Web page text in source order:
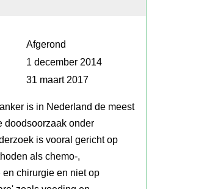
Afgerond
1 december 2014
31 maart 2017
is in Nederland de meest
doodsoorzaak onder
is vooral gericht op
als chemo-,
en chirurgie en niet op